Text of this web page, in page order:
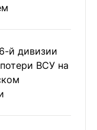
й дивизии
ВСУ на